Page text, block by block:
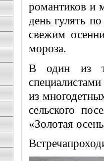
романтиков и
день гулять
свежим
мороза.
В один из
из
сельского
«Золотая